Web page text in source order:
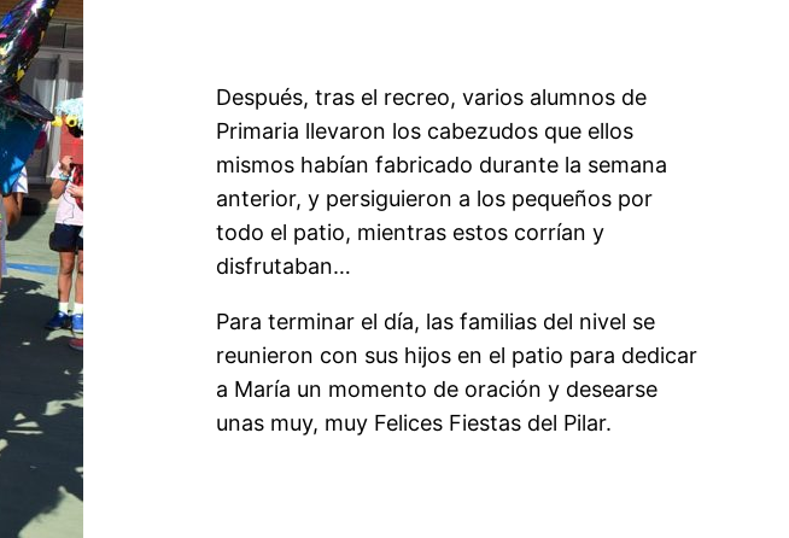
Después, tras el recreo, varios alumnos de
Primaria llevaron los cabezudos que ellos
mismos habían fabricado durante la semana
anterior, y persiguieron a los pequeños por
todo el patio, mientras estos corrían y
disfrutaban…
Para terminar el día, las familias del nivel se
reunieron con sus hijos en el patio para dedicar
a María un momento de oración y desearse
unas muy, muy Felices Fiestas del Pilar.